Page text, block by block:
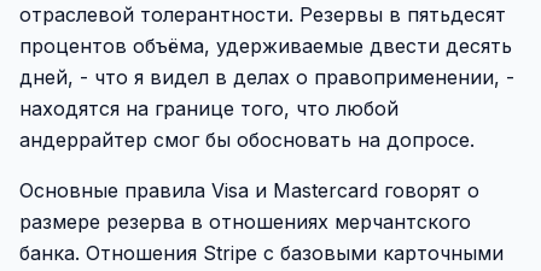
отраслевой толерантности. Резервы в пятьдесят
процентов объёма, удерживаемые двести десять
дней, - что я видел в делах о правоприменении, -
находятся на границе того, что любой
андеррайтер смог бы обосновать на допросе.
Основные правила Visa и Mastercard говорят о
размере резерва в отношениях мерчантского
банка. Отношения Stripe с базовыми карточными